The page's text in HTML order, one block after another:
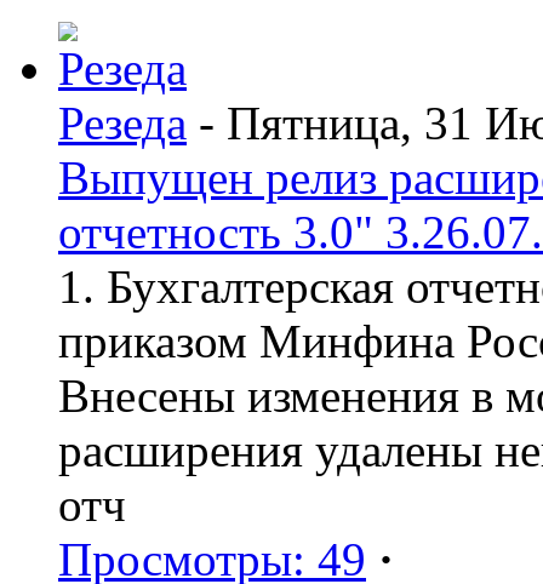
Резеда - Пятница, 31
Выпущен релиз
отчетность 3.0"
1. Бухгалтерская
приказом Минфина
Внесены изменения в
расширения удалены
отч
Просмотры: 49 ·